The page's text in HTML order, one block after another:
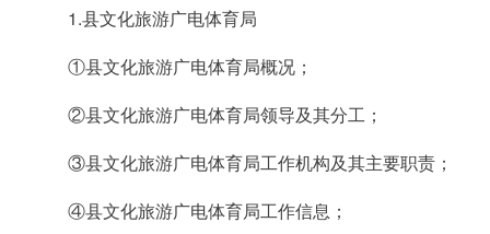
1.县文化旅游广电体育局
①县文化旅游广电体育局概况；
②县文化旅游广电体育局领导及其分工；
③县文化旅游广电体育局工作机构及其主要职责；
④县文化旅游广电体育局工作信息；